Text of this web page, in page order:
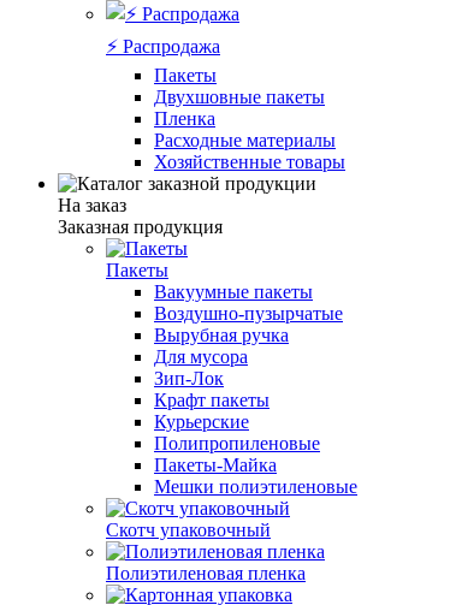
⚡️ Распродажа
Пакеты
Двухшовные пакеты
Пленка
Расходные материалы
Хозяйственные товары
На заказ
Заказная продукция
Пакеты
Вакуумные пакеты
Воздушно-пузырчатые
Вырубная ручка
Для мусора
Зип-Лок
Крафт пакеты
Курьерские
Полипропиленовые
Пакеты-Майка
Мешки полиэтиленовые
Скотч упаковочный
Полиэтиленовая пленка